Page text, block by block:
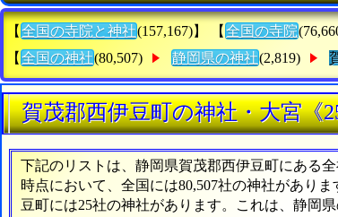
【 全国の寺院と神社(157,167)】 【 全国の寺院
【 全国の神社(80,507) 静岡県の神社(2,819)
賀茂郡西伊豆町の神社・大宮《
下記のリストは、静岡県賀茂郡西伊豆町にある
時点において、全国には80,507社の神社があり
豆町には25社の神社があります。これは、静岡